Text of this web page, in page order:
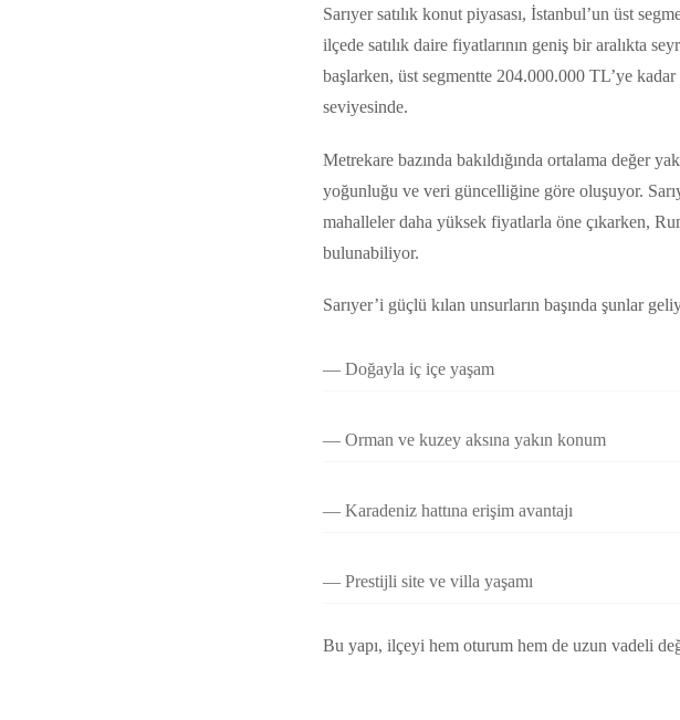
Sarıyer satılık konut piyasası, İstanbul’un üst
ilçede satılık daire fiyatlarının geniş bir aralıkta
başlarken, üst segmentte 204.000.000 TL’ye
seviyesinde.
Metrekare bazında bakıldığında ortalama değer
yoğunluğu ve veri güncelliğine göre oluşuyor.
mahalleler daha yüksek fiyatlarla öne çıkarken,
bulunabiliyor.
Sarıyer’i güçlü kılan unsurların başında şunlar
Doğayla iç içe yaşam
Orman ve kuzey aksına yakın konum
Karadeniz hattına erişim avantajı
Prestijli site ve villa yaşamı
Bu yapı, ilçeyi hem oturum hem de uzun vadeli